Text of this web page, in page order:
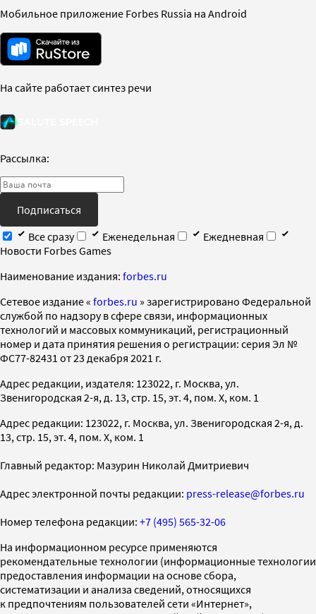
Мобильное приложение Forbes Russia на Android
На сайте работает синтез речи
Рассылка:
Подписаться
Все сразу
Еженедельная
Ежедневная
Новости Forbes Games
Наименование издания: forbes.ru
Cетевое издание « forbes.ru » зарегистрировано Федеральной
службой по надзору в сфере связи, информационных
технологий и массовых коммуникаций, регистрационный
номер и дата принятия решения о регистрации: серия Эл №
ФС77-82431 от 23 декабря 2021 г.
Адрес редакции, издателя: 123022, г. Москва, ул.
Звенигородская 2-я, д. 13, стр. 15, эт. 4, пом. X, ком. 1
Адрес редакции: 123022, г. Москва, ул. Звенигородская 2-я, д.
13, стр. 15, эт. 4, пом. X, ком. 1
Главный редактор: Мазурин Николай Дмитриевич
Адрес электронной почты редакции: press-release@forbes.ru
Номер телефона редакции: +7 (495) 565-32-06
На информационном ресурсе применяются
рекомендательные технологии (информационные технологии
предоставления информации на основе сбора,
систематизации и анализа сведений, относящихся
к предпочтениям пользователей сети «Интернет»,